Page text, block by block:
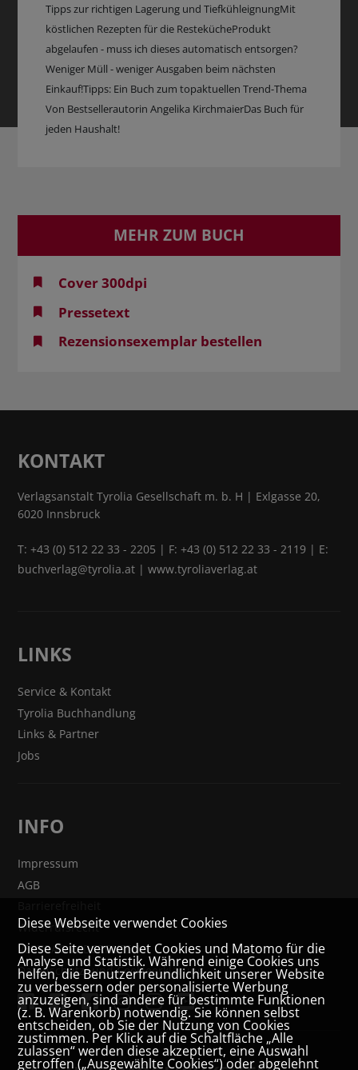
Tipps zur richtigen Lagerung und TiefkühleignungMit
köstlichen Rezepten für die RestekücheProdukt
abgelaufen - muss ich dieses automatisch entsorgen?
Weniger Müll - weniger Ausgaben beim nächsten
Einkauf!Tipps: Ein Buch zum topaktuellen Trend-Thema
Von Bestsellerautorin Angelika KirchmaierDas Buch für
jeden Haushalt!
MEHR ZUM BUCH
Cover 300dpi
Pressetext
Rezensionsexemplar bestellen
KONTAKT
Verlagsanstalt Tyrolia Gesellschaft m. b. H | Exlgasse 20,
6020 Innsbruck
T:+43 (0) 512 22 33 - 2205 | F: +43 (0) 512 22 33 - 2119 | E:
buchverlag@tyrolia.at |www.tyroliaverlag.at
LINKS
Service & Kontakt
Tyrolia Buchhandlung
Links & Partner
Jobs
INFO
Impressum
AGB
Widerrufsrecht
VERTRAG WIDERRUFEN
Datenschutz- und Cookieerklärung
Diese Webseite verwendet Cookies
Diese Seite verwendet Cookies und Matomo für die
Analyse und Statistik. Während einige Cookies uns
helfen, die Benutzerfreundlichkeit unserer Website
zu verbessern oder personalisierte Werbung
anzuzeigen, sind andere für bestimmte Funktionen
(z. B. Warenkorb) notwendig. Sie können selbst
entscheiden, ob Sie der Nutzung von Cookies
zustimmen. Per Klick auf die Schaltfläche „Alle
zulassen“ werden diese akzeptiert, eine Auswahl
getroffen („Ausgewählte Cookies“) oder abgelehnt